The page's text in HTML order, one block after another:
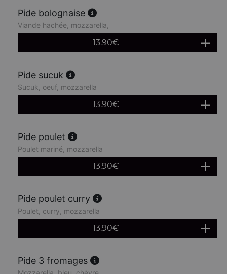
Pide bolognaise
Viande hachée, mozzarella,
13.90€
Pide sucuk
Sucuk, oeuf, mozzarella
13.90€
Pide poulet
Poulet mariné, mozzarella
13.90€
Pide poulet curry
Poulet, curry, mozzarella
13.90€
Pide 3 fromages